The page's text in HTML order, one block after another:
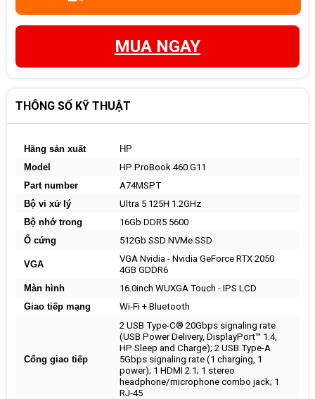
MUA NGAY
THÔNG SỐ KỸ THUẬT
Hãng sản xuất
HP
Model
HP ProBook 460 G11
Part number
A74MSPT
Bộ vi xử lý
Ultra 5 125H 1.2GHz
Bộ nhớ trong
16Gb DDR5 5600
Ổ cứng
512Gb SSD NVMe SSD
VGA
VGA Nvidia - Nvidia GeForce RTX 2050
4GB GDDR6
Màn hình
16.0inch WUXGA Touch - IPS LCD
Giao tiếp mạng
Wi-Fi + Bluetooth
Cổng giao tiếp
2 USB Type-C® 20Gbps signaling rate
(USB Power Delivery, DisplayPort™ 1.4,
HP Sleep and Charge); 2 USB Type-A
5Gbps signaling rate (1 charging, 1
power); 1 HDMI 2.1; 1 stereo
headphone/microphone combo jack; 1
RJ-45